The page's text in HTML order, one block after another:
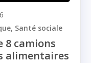
Santé sociale
camions
alimentaires